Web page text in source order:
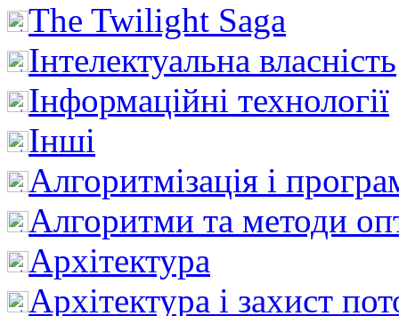
The Twilight Saga
Інтелектуальна влaсність
Інформаційні технології
Інші
Алгоритмізація і
Алгоритми та методи
Архітектура
Архітектура і захист